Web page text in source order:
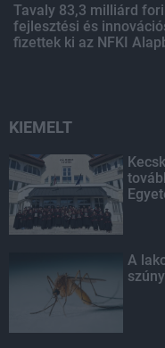
Tavaly 83,3 milliárd
fejlesztési és
fizettek ki az NFKI
KIEMELT
A